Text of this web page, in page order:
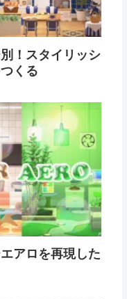
！スタイリッシ
くる
アロを再現した